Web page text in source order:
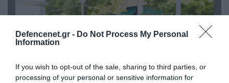
Defencenet.gr - Do Not Process My Personal
Information
If you wish to opt-out of the sale, sharing to third parties, or
processing of your personal or sensitive information for